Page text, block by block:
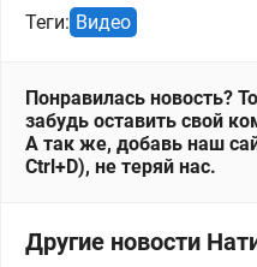
Теги: Видео
Понравилась новость?
забудь оставить свой
А так же, добавь наш
Ctrl+D), не теряй нас.
Другие новости